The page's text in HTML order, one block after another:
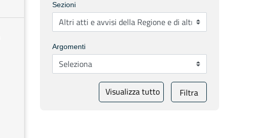
Sezioni
Argomenti
Visualizza tutto Filtra